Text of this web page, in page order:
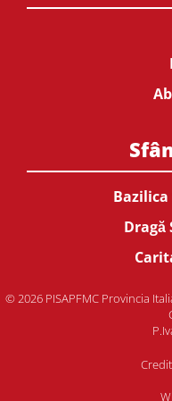
Dragă
© 2026 PISAPFMC Provincia